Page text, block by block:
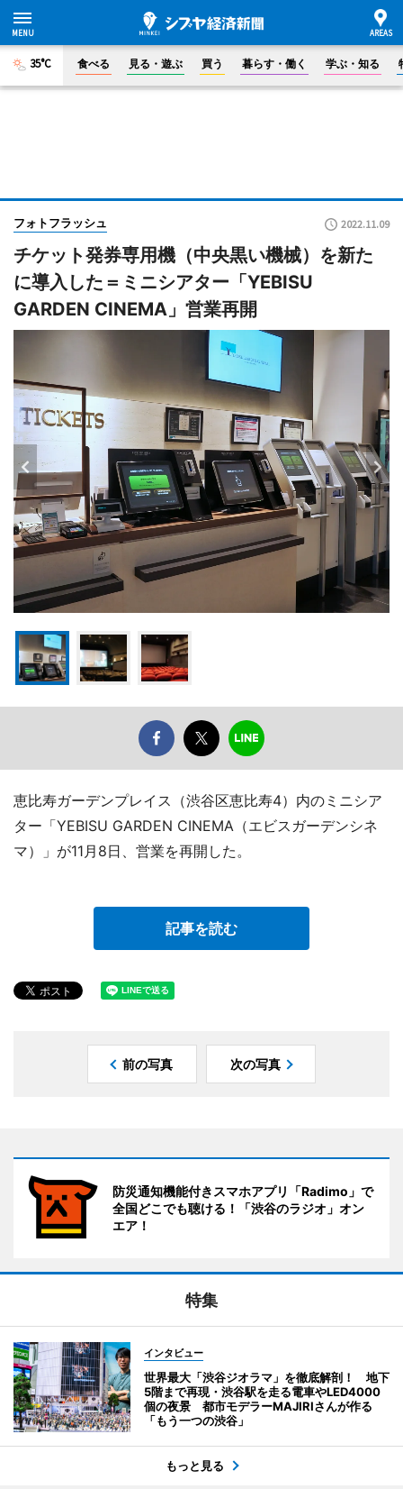
35°C 食べる 見る・遊ぶ 買う 暮らす・働く 学ぶ・知る
フォトフラッシュ 2022.11.09
チケット発券専用機（中央黒い機械）を新た
に導入した＝ミニシアター「YEBISU
GARDEN CINEMA」営業再開
恵比寿ガーデンプレイス（渋谷区恵比寿4）内のミニシア
ター「YEBISU GARDEN CINEMA（エビスガーデンシネ
マ）」が11月8日、営業を再開した。
記事を読む
前の写真 次の写真
防災通知機能付きスマホアプリ「Radimo」で
全国どこでも聴ける！「渋谷のラジオ」オン
エア！
特集
インタビュー
世界最大「渋谷ジオラマ」を徹底解剖！ 地下
5階まで再現・渋谷駅を走る電車やLED4000
個の夜景 都市モデラーMAJIRIさんが作る
「もう一つの渋谷」
もっと見る